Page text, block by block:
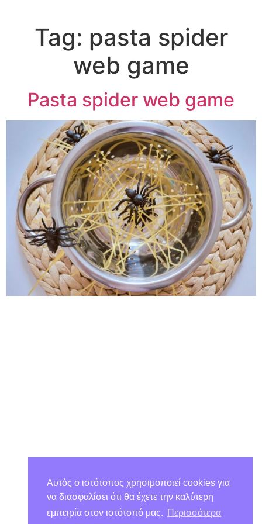
Tag: pasta spider
web game
Pasta spider web game
Αυτός ο ιστότοπος χρησιμοποιεί cookies για
να διασφαλίσει ότι θα έχετε την καλύτερη
εμπειρία στον ιστότοπό μας.
Περισσότερα